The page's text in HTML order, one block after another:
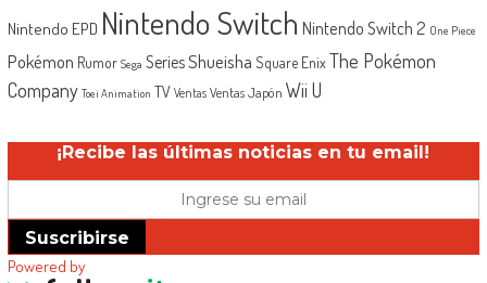
Nintendo EPD Nintendo Switch Nintendo Switch 2 One Piece
Pokémon Rumor Sega SeriesShueisha Square EnixThe Pokémon
Company Toei Animation TV Ventas Ventas Japón Wii U
¡Recibe las últimas noticias en tu email!
Suscribirse
Powered by